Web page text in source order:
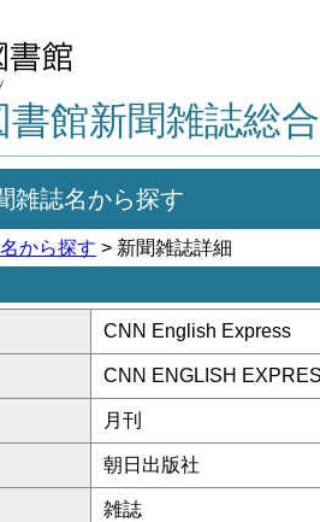
書館新聞雑誌総
雑誌名から探す
から探す > 新聞雑誌詳細
CNN English Express
CNN ENGLISH
月刊
朝日出版社
雑誌